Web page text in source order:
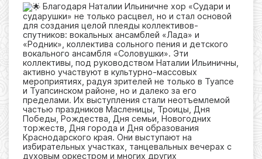
Благодаря Наталии Ильиничне хор «Судари и
сударушки» не только расцвел, но и стал основой
для создания целой плеяды коллективов-
спутников: вокальных ансамблей «Лада» и
«Родник», коллектива сольного пения и детского
вокального ансамбля «Соловушки». Эти
коллективы, под руководством Наталии Ильиничны,
активно участвуют в культурно-массовых
мероприятиях, радуя зрителей не только в Туапсе
и Туапсинском районе, но и далеко за его
пределами. Их выступления стали неотъемлемой
частью праздников Масленицы, Троицы, Дня
Победы, Рождества, Дня семьи, Новогодних
торжеств, Дня города и Дня образования
Краснодарского края. Они выступают на
избирательных участках, танцевальных вечерах с
духовым оркестром и многих других